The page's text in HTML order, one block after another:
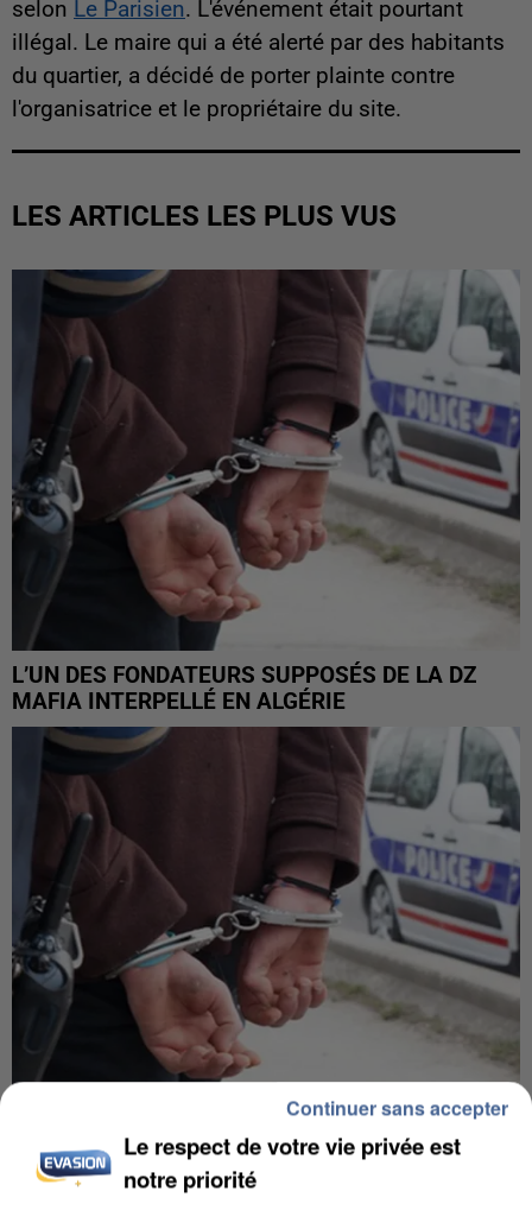
selon Le Parisien. L'événement était pourtant
illégal. Le maire qui a été alerté par des habitants
du quartier, a décidé de porter plainte contre
l'organisatrice et le propriétaire du site.
LES ARTICLES LES PLUS VUS
L’UN DES FONDATEURS SUPPOSÉS DE LA DZ
MAFIA INTERPELLÉ EN ALGÉRIE
UN SECOND CADRE DE LA DZ MAFIA
INTERPELLÉ EN ALGÉRIE
Le respect de votre vie privée est
notre priorité
Continuer sans accepter